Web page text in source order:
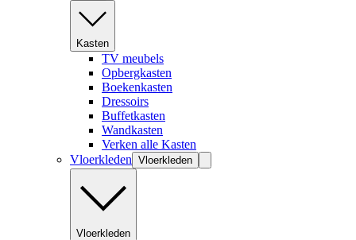
Kasten
TV meubels
Opbergkasten
Boekenkasten
Dressoirs
Buffetkasten
Wandkasten
Verken alle Kasten
Vloerkleden Vloerkleden
Vloerkleden